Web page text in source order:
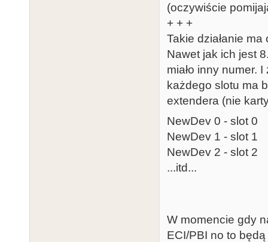
(oczywiście
+ + +
Takie działanie
Nawet jak ich jest
miało inny numer.
każdego slotu ma
extendera (nie
NewDev 0 - slot 0
NewDev 1 - slot 1
NewDev 2 - slot 2
...itd...
W momencie gdy
ECI/PBI no to